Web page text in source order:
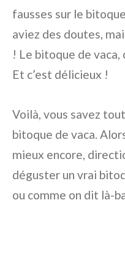
fausses sur le
aviez des doutes,
! Le bitoque de vaca,
Et c’est délicieux !
Voilà, vous savez
bitoque de vaca.
mieux encore,
déguster un vrai
ou comme on dit là-